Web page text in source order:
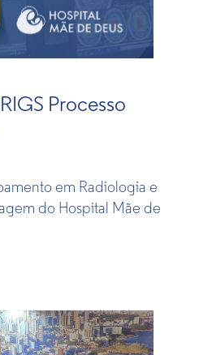
Processo
em Radiologia e
do Hospital Mãe de